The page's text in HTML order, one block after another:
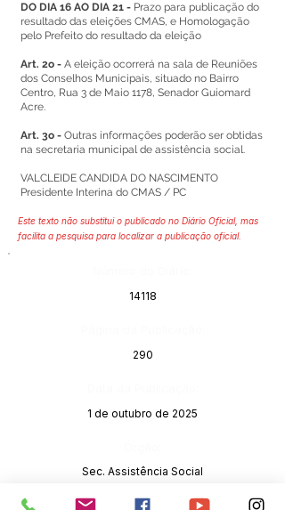
DO DIA 16 AO DIA 21 - Prazo para publicação do
resultado das eleições CMAS, e Homologação
pelo Prefeito do resultado da eleição
Art. 2o - A eleição ocorrerá na sala de Reuniões
dos Conselhos Municipais, situado no Bairro
Centro, Rua 3 de Maio 1178, Senador Guiomard
Acre.
Art. 3o - Outras informações poderão ser obtidas
na secretaria municipal de assistência social.
VALCLEIDE CANDIDA DO NASCIMENTO
Presidente Interina do CMAS / PC
Este texto não substitui o publicado no Diário Oficial, mas
facilita a pesquisa para localizar a publicação oficial.
14118
290
1 de outubro de 2025
Sec. Assistência Social